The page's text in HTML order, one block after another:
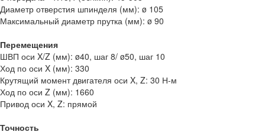
Диаметр отверстия шпинделя (мм): ø 105
Максимальный диаметр прутка (мм): ø 90
Перемещения
ШВП оси X/Z (мм): ø40, шаг 8/ ø50, шаг 10
Ход по оси X (мм): 330
Крутящий момент двигателя оси X, Z: 30 Н-м
Ход по оси Z (мм): 1660
Привод оси X, Z: прямой
Точность